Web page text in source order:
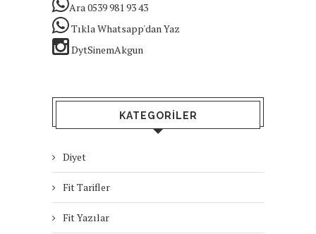
Ara 0539 981 93 43
Tıkla Whatsapp'dan Yaz
DytSinemAkgun
KATEGORILER
Diyet
Fit Tarifler
Fit Yazılar